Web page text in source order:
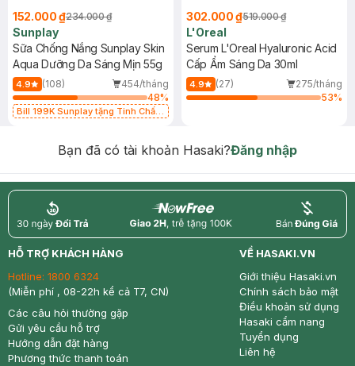
152.000 ₫234.000 ₫
Sunplay
Sữa Chống Nắng Sunplay Skin
Aqua Dưỡng Da Sáng Mịn 55g
4.9 (108)
454/tháng
48%
Bill 199K Sunplay tặng Tinh Chất
302.000 ₫519.000 ₫
L'Oreal
Serum L'Oreal Hyaluronic Acid
Cấp Ẩm Sáng Da 30ml
4.9 (27)
275/tháng
53%
Bạn đã có tài khoản Hasaki?Đăng nhập
return nowfree price
HỖ TRỢ KHÁCH HÀNG
Hotline: 1800 6324
(Miễn phí , 08-22h kể cả T7, CN)
Các câu hỏi thường gặp
Gửi yêu cầu hỗ trợ
Hướng dẫn đặt hàng
Phương thức thanh toán
VỀ HASAKI.VN
Giới thiệu Hasaki.vn
Chính sách bảo mật
Điều khoản sử dụng
Hasaki cẩm nang
Tuyển dụng
Liên hệ